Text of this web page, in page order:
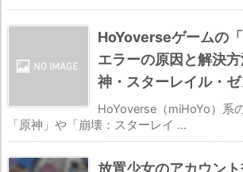
HoYoverseゲームの「
エラーの原因と解決
神・スターレイル・ゼ
HoYoverse（miHoYo）系
「原神」や「崩壊：スターレイ ...